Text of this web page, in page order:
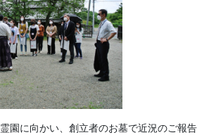
園に向かい、創立者のお墓で近況のご報告